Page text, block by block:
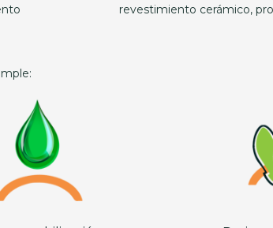
revestimiento cerámico,